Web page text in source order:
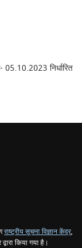
05.10.2023 निर्धारित
राष्ट्रीय सूचना विज्ञान केंद्र,
किया गया है।